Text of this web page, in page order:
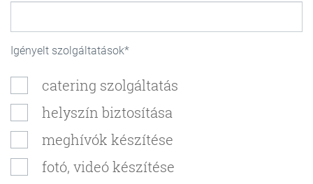
Igényelt szolgáltatások
catering szolgáltatás
helyszín biztosítása
meghívók készítése
fotó, videó készítése